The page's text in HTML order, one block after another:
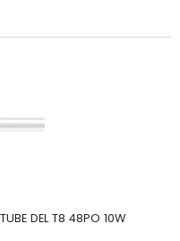
DEL T8 48PO 10W